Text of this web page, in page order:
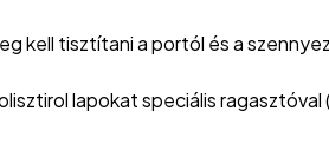
kell tisztítani a portól és a
lapokat speciális